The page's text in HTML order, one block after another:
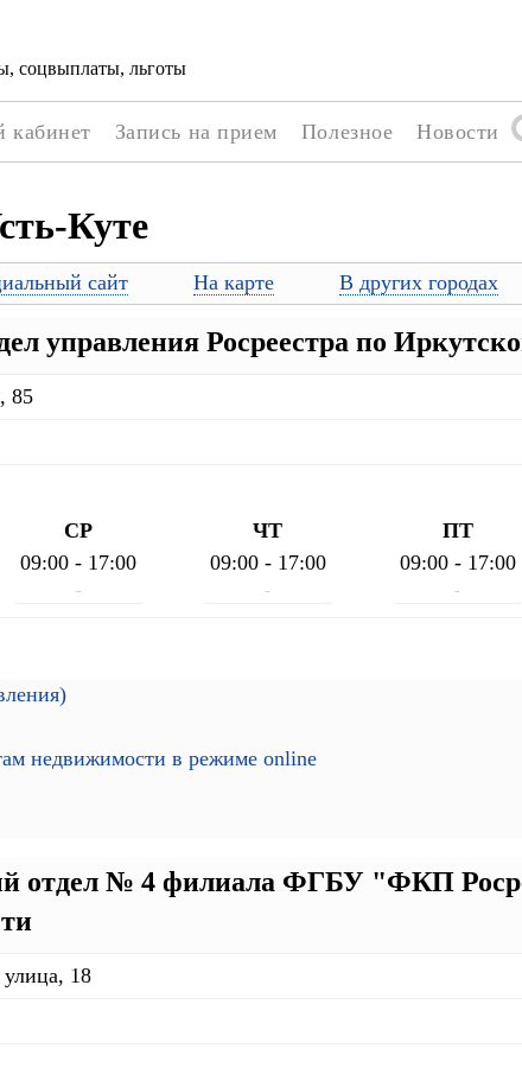
соцвыплаты, льготы
кабинет Запись на прием Полезное Новости
Куте
сайт На карте В других городах
управления Росреестра по
85
СР
09:00 - 17:00
-
ЧТ
09:00 - 17:00
-
ПТ
09:00 - 17:00
-
недвижимости в режиме online
отдел № 4 филиала ФГБУ "ФКП
улица, 18